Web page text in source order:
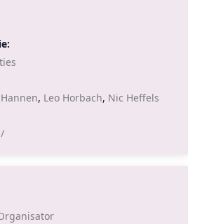
, Leo Horbach, Nic Heffels